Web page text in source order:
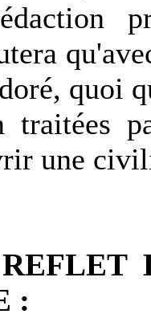
quoi
traitées
une
: